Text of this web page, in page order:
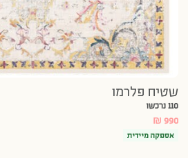
שטיח פלרמו
110 נרכשו
₪ 990
אספקה מיידית